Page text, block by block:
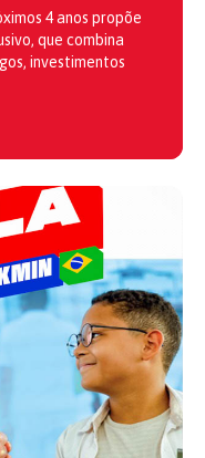
4 anos propõe
que combina
investimentos